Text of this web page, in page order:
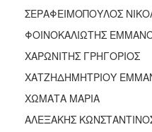
ΑΝΘΕΚΤΙΚΗ
ΣΕΡΑΦΕΙΜΟΠΟΥΛΟΣ
ΦΟΙΝΟΚΑΛΙΩΤΗΣ
ΧΑΡΩΝΙΤΗΣ ΓΡΗΓΟΡΙΟΣ
ΧΑΤΖΗΔΗΜΗΤΡΙΟΥ
ΧΩΜΑΤΑ ΜΑΡΙΑ
ΑΛΕΞΑΚΗΣ